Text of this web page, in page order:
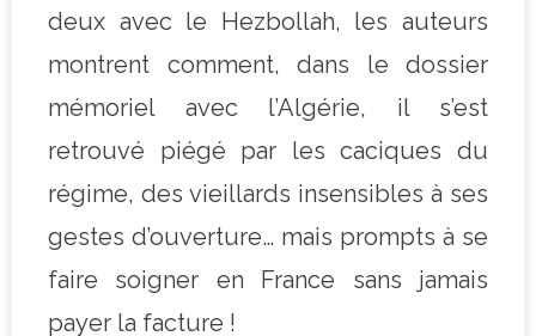
deux avec le Hezbollah, les auteurs
montrent comment, dans le dossier
mémoriel avec l’Algérie, il s’est
retrouvé piégé par les caciques du
régime, des vieillards insensibles à ses
gestes d’ouverture… mais prompts à se
faire soigner en France sans jamais
payer la facture !